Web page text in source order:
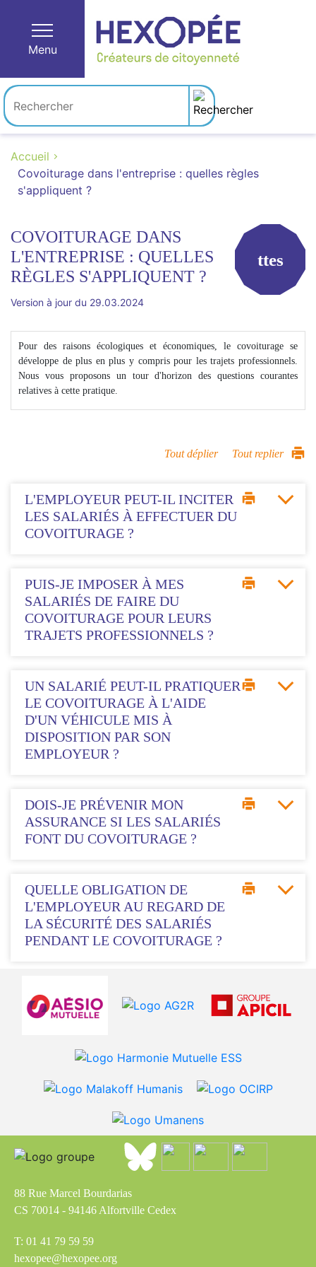
Menu
Accueil
Covoiturage dans l'entreprise : quelles règles
s'appliquent ?
COVOITURAGE DANS
L'ENTREPRISE : QUELLES
RÈGLES S'APPLIQUENT ?
ttes
Version à jour du 29.03.2024
Pour des raisons écologiques et économiques, le covoiturage se
développe de plus en plus y compris pour les trajets professionnels.
Nous vous proposons un tour d'horizon des questions courantes
relatives à cette pratique.
Tout déplier Tout replier
L'EMPLOYEUR PEUT-IL INCITER
LES SALARIÉS À EFFECTUER DU
COVOITURAGE ?
PUIS-JE IMPOSER À MES
SALARIÉS DE FAIRE DU
COVOITURAGE POUR LEURS
TRAJETS PROFESSIONNELS ?
UN SALARIÉ PEUT-IL PRATIQUER
LE COVOITURAGE À L'AIDE
D'UN VÉHICULE MIS À
DISPOSITION PAR SON
EMPLOYEUR ?
DOIS-JE PRÉVENIR MON
ASSURANCE SI LES SALARIÉS
FONT DU COVOITURAGE ?
QUELLE OBLIGATION DE
L'EMPLOYEUR AU REGARD DE
LA SÉCURITÉ DES SALARIÉS
PENDANT LE COVOITURAGE ?
88 Rue Marcel Bourdarias
CS 70014 - 94146 Alfortville Cedex
T: 01 41 79 59 59
hexopee@hexopee.org